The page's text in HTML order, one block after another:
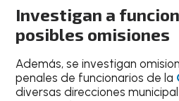
Investigan a
posibles omisiones
Además, se investigan
penales de funcionarios de la
diversas direcciones